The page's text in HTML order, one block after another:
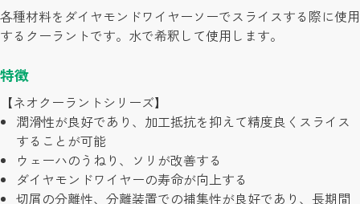
各種材料をダイヤモンドワイヤーソーでスライスする際に使用
するクーラントです。水で希釈して使用します。
特徴
【ネオクーラントシリーズ】
潤滑性が良好であり、加工抵抗を抑えて精度良くスライス
することが可能
ウェーハのうねり、ソリが改善する
ダイヤモンドワイヤーの寿命が向上する
切屑の分離性、分離装置での捕集性が良好であり、長期間